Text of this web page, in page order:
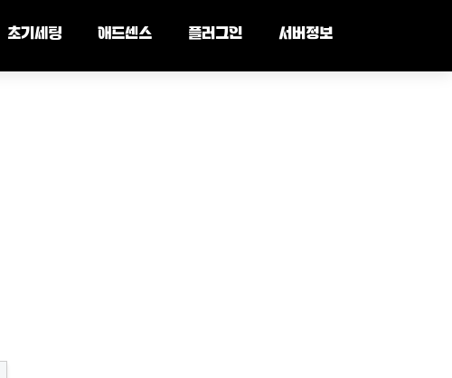
초기세팅 애드센스 플러그인 서버정보